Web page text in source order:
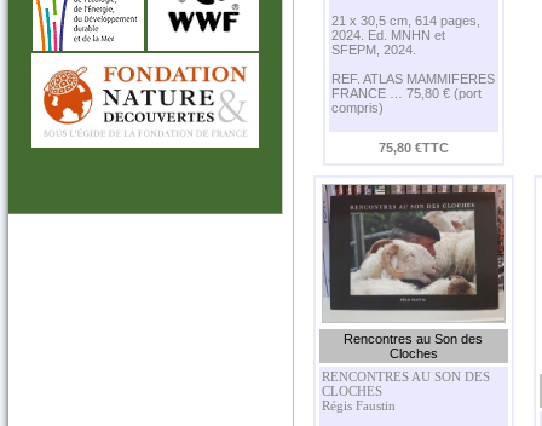
21 x 30,5 cm, 614 pages,
2024. Ed. MNHN et
SFEPM, 2024.
REF. ATLAS MAMMIFERES
FRANCE … 75,80 € (port
compris)
75,80 €TTC
Rencontres au Son des
Cloches
RENCONTRES AU SON DES
CLOCHES
Régis Faustin